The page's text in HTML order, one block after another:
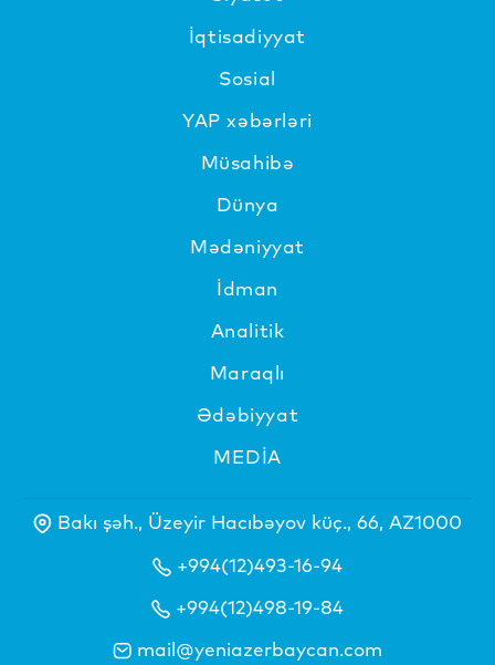
İqtisadiyyat
Sosial
YAP xəbərləri
Müsahibə
Dünya
Mədəniyyat
İdman
Analitik
Maraqlı
Ədəbiyyat
MEDİA
Bakı şəh., Üzeyir Hacıbəyov küç., 66, AZ1000
+994(12)493-16-94
+994(12)498-19-84
mail@yeniazerbaycan.com